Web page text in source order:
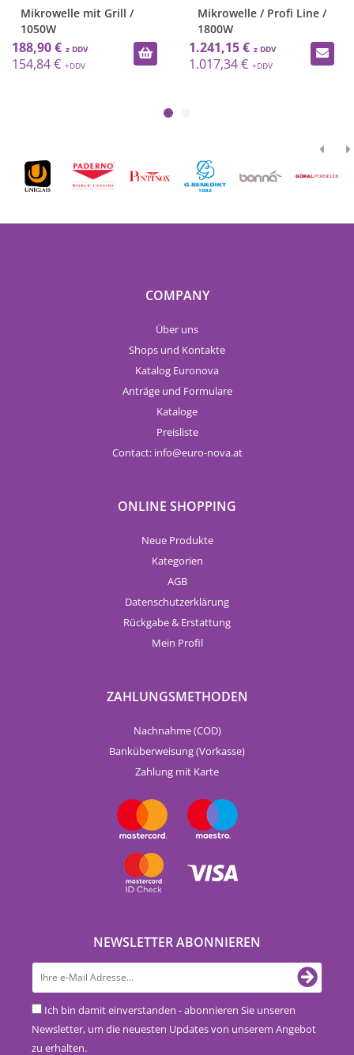
Mikrowelle mit Grill /
1050W
188,90 €
154,84 €
Mikrowelle / Profi Line /
1800W
1.241,15 €
1.017,34 €
COMPANY
Über uns
Shops und Kontakte
Katalog Euronova
Anträge und Formulare
Kataloge
Preisliste
Contact: info euro-nova.at
ONLINE SHOPPING
Neue Produkte
Kategorien
AGB
Datenschutzerklärung
Rückgabe & Erstattung
Mein Profil
ZAHLUNGSMETHODEN
Nachnahme (COD)
Banküberweisung (Vorkasse)
Zahlung mit Karte
NEWSLETTER ABONNIEREN
Ich bin damit einverstanden - abonnieren Sie unseren
Newsletter, um die neuesten Updates von unserem Angebot
zu erhalten.